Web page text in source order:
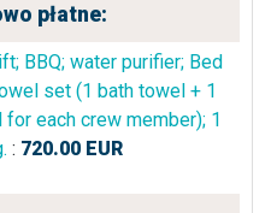
płatne:
BBQ; water purifier; Bed
set (1 bath towel + 1
each crew member); 1
: 720.00 EUR